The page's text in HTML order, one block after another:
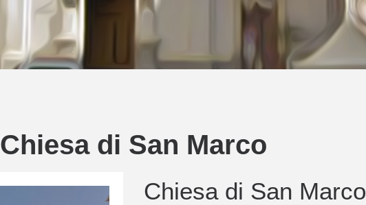
Chiesa di San Marco
Chiesa di San Marco